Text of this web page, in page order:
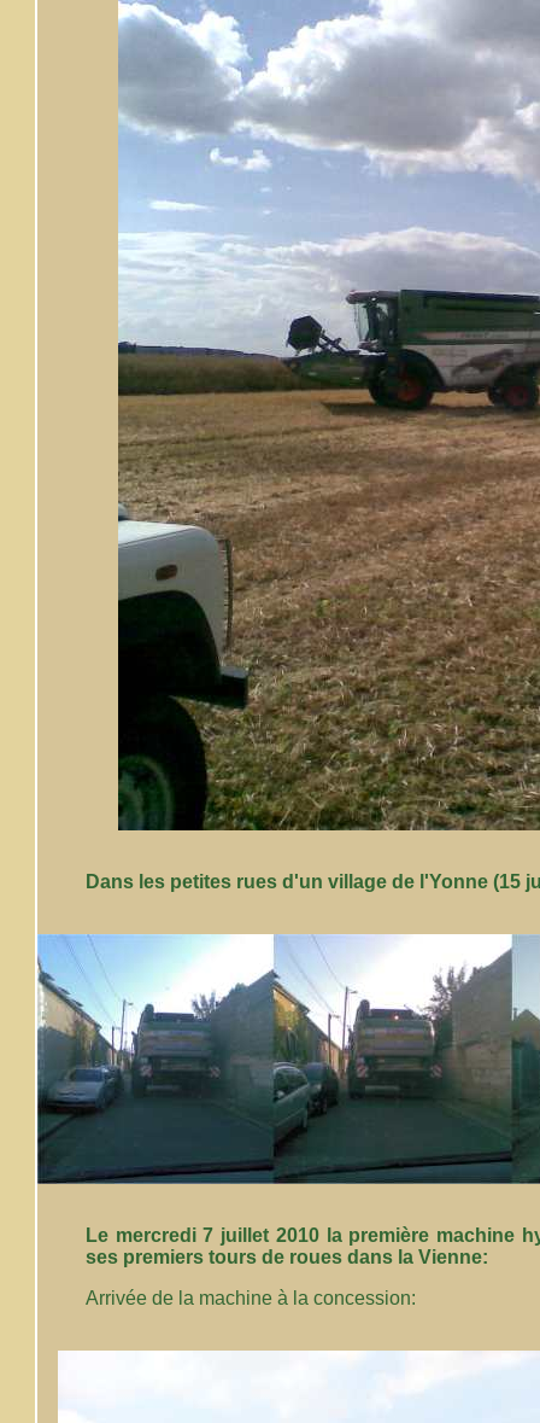
Dans les petites rues d'un village de l'Yonne (15
Le mercredi 7 juillet 2010 la première machine
ses premiers tours de roues dans la Vienne:
Arrivée de la machine à la concession: